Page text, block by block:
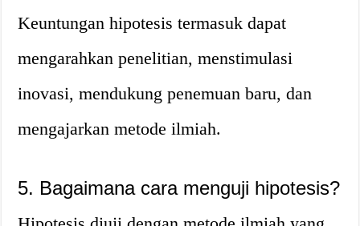
Keuntungan hipotesis termasuk dapat
mengarahkan penelitian, menstimulasi
inovasi, mendukung penemuan baru, dan
mengajarkan metode ilmiah.
5. Bagaimana cara menguji hipotesis?